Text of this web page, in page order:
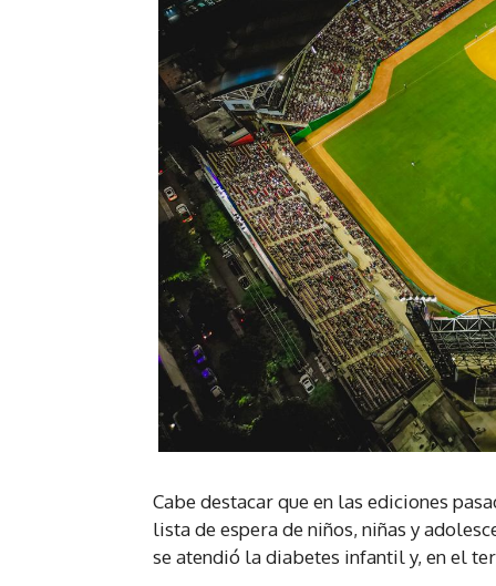
Cabe destacar que en las ediciones
lista de espera de niños, niñas y
se atendió la diabetes infantil y, en el